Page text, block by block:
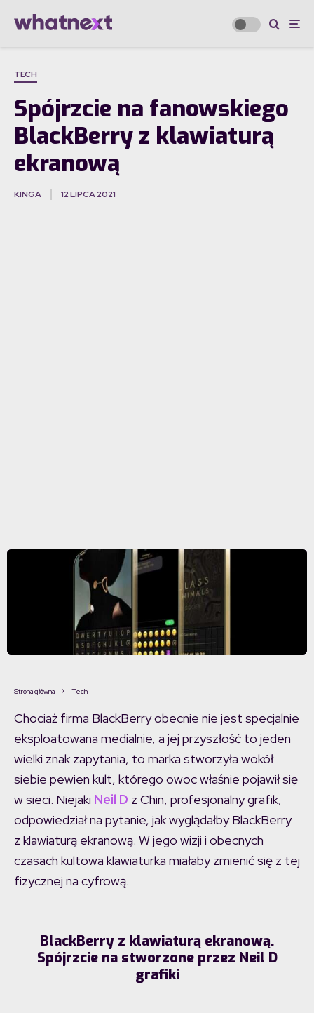
TECH
Spójrzcie na fanowskiego
BlackBerry z klawiaturą
ekranową
KINGA 12 LIPCA 2021
Strona główna Tech
Chociaż firma BlackBerry obecnie nie jest specjalnie
eksploatowana medialnie, a jej przyszłość to jeden
wielki znak zapytania, to marka stworzyła wokół
siebie pewien kult, którego owoc właśnie pojawił się
w sieci. Niejaki Neil D z Chin, profesjonalny grafik,
odpowiedział na pytanie, jak wyglądałby BlackBerry
z klawiaturą ekranową. W jego wizji i obecnych
czasach kultowa klawiaturka miałaby zmienić się z tej
fizycznej na cyfrową.
BlackBerry z klawiaturą ekranową.
Spójrzcie na stworzone przez Neil D
grafiki